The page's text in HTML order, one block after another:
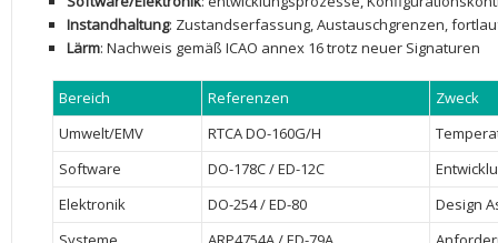
Instandhaltung: Zustandserfassung, ‍Austauschgrenzen,⁤
Lärm:‌ Nachweis gemäß ICAO ​annex 16 trotz neuer Signaturen
Bereich Referenzen
Zweck
Umwelt/EMV
RTCA DO-160G/H
Software
DO-178C⁢ /‍ ED-12C
Elektronik
DO-254‍ / ED-80
Design